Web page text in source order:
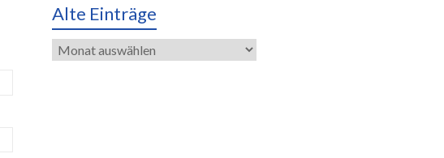
Alte Einträge
Alte
Einträge